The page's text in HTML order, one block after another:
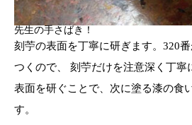
先生の手さばき！
刻苧の表面を丁寧に研ぎます。320
つくので、 刻苧だけを注意深く丁寧
表面を研ぐことで、次に塗る漆の食
す。